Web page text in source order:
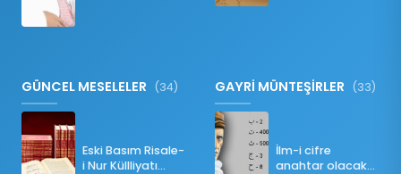
GÜNCEL MESELELER (34)
Eski Basım Risale-
i Nur Küllliyatı
GAYRİ MÜNTEŞİRLER (33)
İlm-i cifre
anahtar olacak